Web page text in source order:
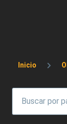
Inicio